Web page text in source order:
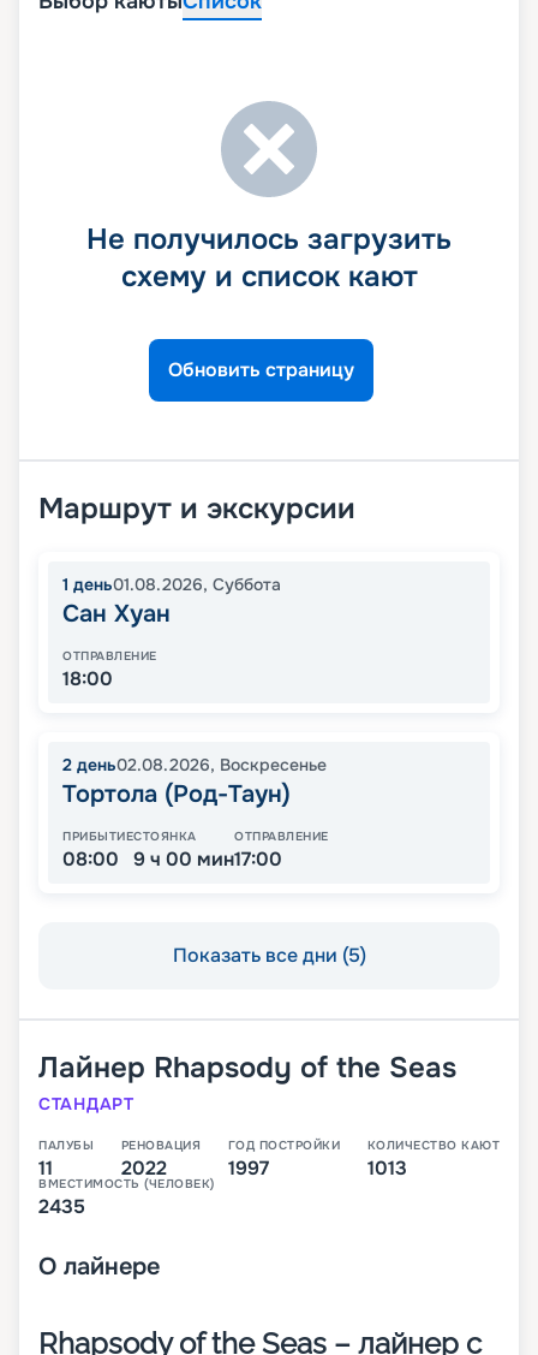
Не получилось загрузить
схему и список кают
Обновить страницу
Маршрут и экскурсии
1 день01.08.2026, Суббота
Сан Хуан
ОТПРАВЛЕНИЕ
18:00
2 день02.08.2026, Воскресенье
Тортола (Род-Таун)
ПРИБЫТИЕ
08:00
СТОЯНКА
9 ч 00 мин
ОТПРАВЛЕНИЕ
17:00
Показать все дни (5)
Лайнер Rhapsody of the Seas
СТАНДАРТ
ПАЛУБЫ
11
РЕНОВАЦИЯ
2022
ГОД ПОСТРОЙКИ
1997
КОЛИЧЕСТВО КАЮТ
1013
ВМЕСТИМОСТЬ (ЧЕЛОВЕК)
2435
О лайнере
Rhapsody of the Seas – лайнер с